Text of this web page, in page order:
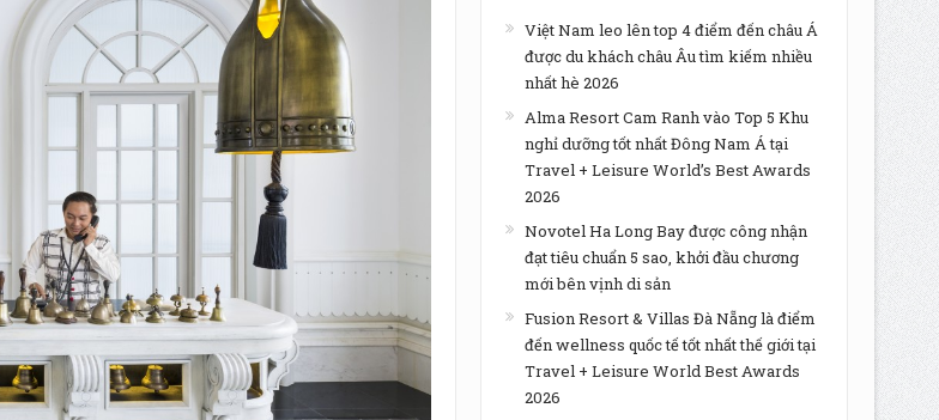
Việt Nam leo lên top 4 điểm đến châu Á
được du khách châu Âu tìm kiếm nhiều
nhất hè 2026
Alma Resort Cam Ranh vào Top 5 Khu
nghỉ dưỡng tốt nhất Đông Nam Á tại
Travel + Leisure World’s Best Awards
2026
Novotel Ha Long Bay được công nhận
đạt tiêu chuẩn 5 sao, khởi đầu chương
mới bên vịnh di sản
Fusion Resort & Villas Đà Nẵng là điểm
đến wellness quốc tế tốt nhất thế giới tại
Travel + Leisure World Best Awards
2026